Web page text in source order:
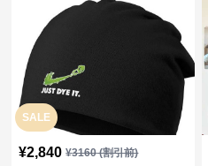
SALE
¥2,840 ¥3160(割引前)